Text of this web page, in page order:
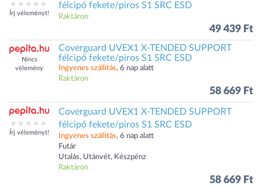
Írj véleményt!
félcipő fekete/piros S1 SRC ESD
Raktáron
49 439 Ft
Nincs
vélemény
Coverguard UVEX1 X-TENDED SUPPORT
félcipő fekete/piros S1 SRC ESD
Ingyenes szállítás, 6 nap alatt
Raktáron
58 669 Ft
Írj véleményt!
Coverguard UVEX1 X-TENDED SUPPORT
félcipő fekete/piros S1 SRC ESD
Ingyenes szállítás, 6 nap alatt
Futár
Utalás, Utánvét, Készpénz
Raktáron
58 669 Ft